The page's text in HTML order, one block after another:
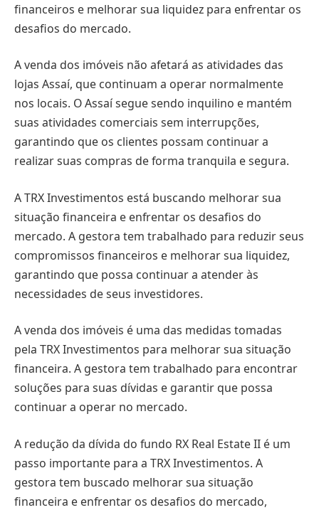
financeiros e melhorar sua liquidez para enfrentar os
desafios do mercado.
A venda dos imóveis não afetará as atividades das
lojas Assaí, que continuam a operar normalmente
nos locais. O Assaí segue sendo inquilino e mantém
suas atividades comerciais sem interrupções,
garantindo que os clientes possam continuar a
realizar suas compras de forma tranquila e segura.
A TRX Investimentos está buscando melhorar sua
situação financeira e enfrentar os desafios do
mercado. A gestora tem trabalhado para reduzir seus
compromissos financeiros e melhorar sua liquidez,
garantindo que possa continuar a atender às
necessidades de seus investidores.
A venda dos imóveis é uma das medidas tomadas
pela TRX Investimentos para melhorar sua situação
financeira. A gestora tem trabalhado para encontrar
soluções para suas dívidas e garantir que possa
continuar a operar no mercado.
A redução da dívida do fundo RX Real Estate II é um
passo importante para a TRX Investimentos. A
gestora tem buscado melhorar sua situação
financeira e enfrentar os desafios do mercado,